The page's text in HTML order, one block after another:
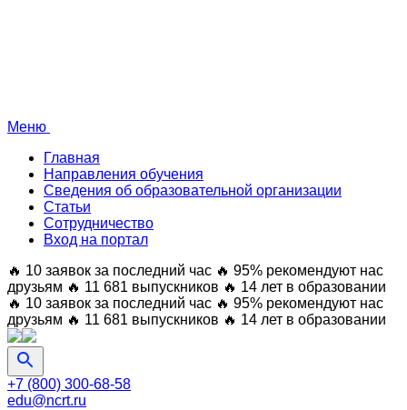
Меню
Главная
Направления обучения
Сведения об образовательной организации
Статьи
Сотрудничество
Вход на портал
🔥 10 заявок за последний час 🔥 95% рекомендуют нас
друзьям 🔥 11 681 выпускников 🔥 14 лет в образовании
🔥 10 заявок за последний час 🔥 95% рекомендуют нас
друзьям 🔥 11 681 выпускников 🔥 14 лет в образовании
+7 (800) 300-68-58
edu@ncrt.ru